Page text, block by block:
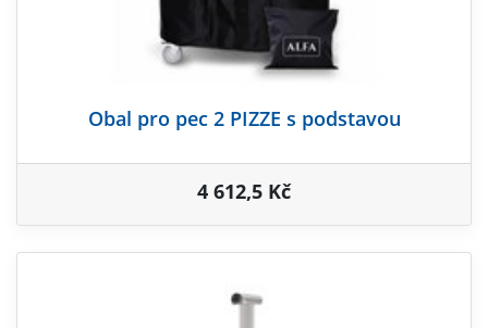
Obal pro pec 2 PIZZE s podstavou
4 612,5 Kč